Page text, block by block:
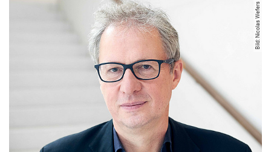
Bild: Nicolas Wefers